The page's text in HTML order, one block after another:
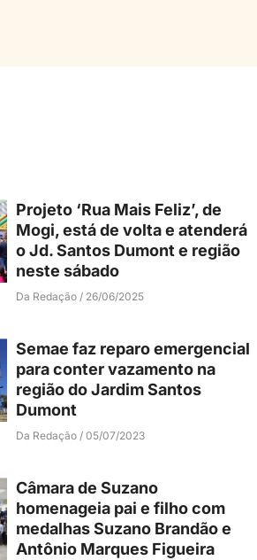
Projeto ‘Rua Mais Feliz’, de
Mogi, está de volta e atenderá
o Jd. Santos Dumont e região
neste sábado
Da Redação 26/06/2025
Semae faz reparo emergencial
para conter vazamento na
região do Jardim Santos
Dumont
Da Redação 05/07/2023
Câmara de Suzano
homenageia pai e filho com
medalhas Suzano Brandão e
Antônio Marques Figueira